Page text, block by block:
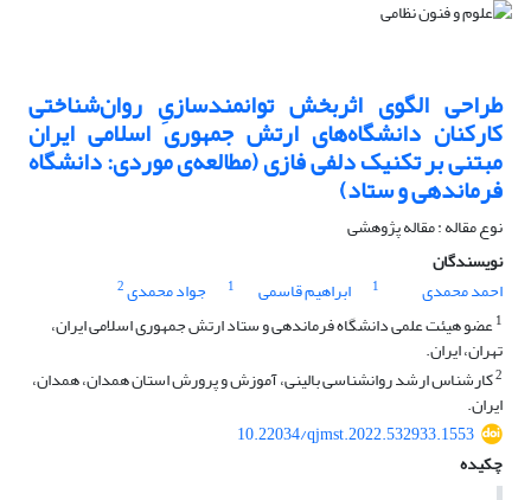
طراحی الگوی اثربخش توانمندسازیِ روان‌شناختی
کارکنان دانشگاه‌های ارتش جمهوری اسلامی ایران
مبتنی بر تکنیک دلفی فازی (مطالعه‌ی موردی: دانشگاه
فرماندهی و ستاد)
نوع مقاله : مقاله پژوهشی
نویسندگان
احمد محمدی
1 ابراهیم قاسمی 1 جواد محمدی2
1عضو هیئت علمی دانشگاه فرماندهی و ستاد ارتش جمهوری اسلامی ایران،
تهران، ایران.
2کارشناس ارشد روانشناسی بالینی، آموزش و پرورش استان همدان، همدان،
ایران.
10.22034/qjmst.2022.532933.1553
چکیده